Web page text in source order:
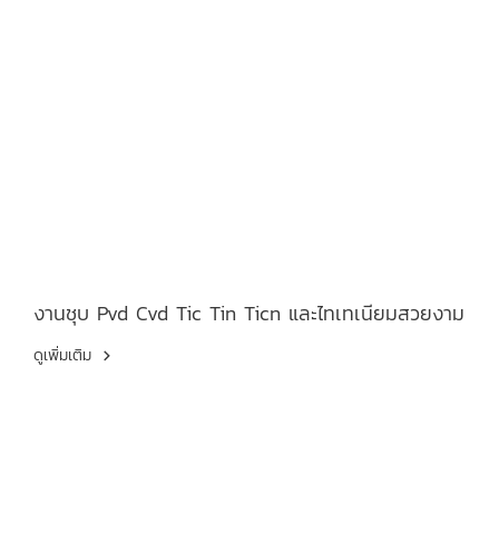
งานชุบ Pvd Cvd Tic Tin Ticn และไทเทเนียมสวยงาม
ดูเพิ่มเติม